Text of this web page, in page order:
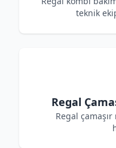
teknik
Regal
Regal